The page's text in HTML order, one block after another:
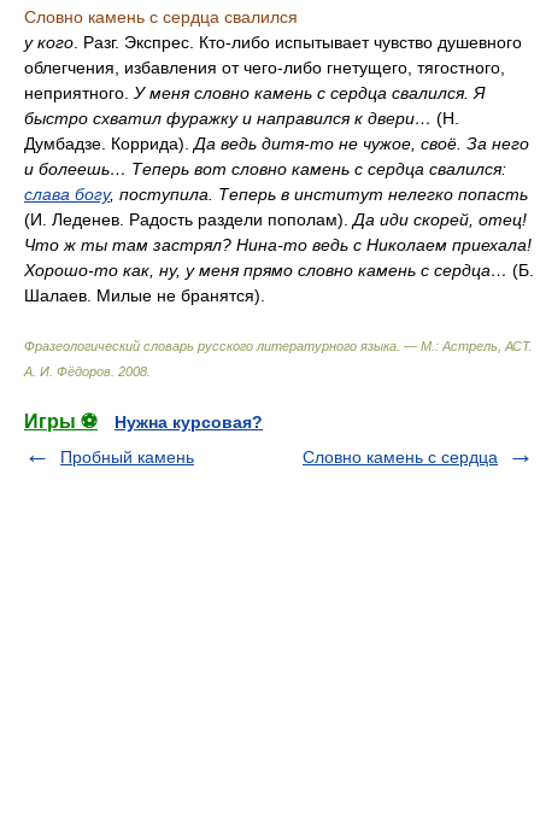
Словно камень с сердца свалился
у кого . Разг. Экспрес. Кто-либо испытывает чувство душевного
облегчения, избавления от чего-либо гнетущего, тягостного,
неприятного. У меня словно камень с сердца свалился. Я
быстро схватил фуражку и направился к двери… (Н.
Думбадзе. Коррида). Да ведь дитя-то не чужое, своё. За него
и болеешь… Теперь вот словно камень с сердца свалился:
слава богу, поступила. Теперь в институт нелегко попасть
(И. Леденев. Радость раздели пополам). Да иди скорей, отец!
Что ж ты там застрял? Нина-то ведь с Николаем приехала!
Хорошо-то как, ну, у меня прямо словно камень с сердца… (Б.
Шалаев. Милые не бранятся).
Фразеологический словарь русского литературного языка. — М.: Астрель, АСТ.
А. И. Фёдоров 2008
Игры ⚽
Нужна курсовая?
Пробный камень
Словно камень с сердца